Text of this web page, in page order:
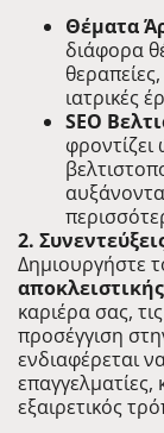
Θέματα
διάφορα
ιατρικές
SEO
2.
Δημιουργήστε
καριέρα σας,
προσέγγιση
ενδιαφέρεται
επαγγελματίες,
εξαιρετικός